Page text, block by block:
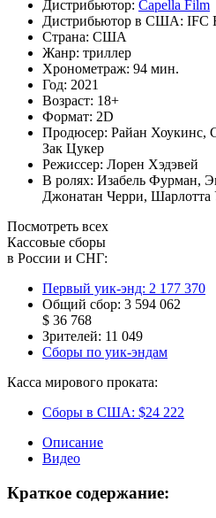
Дистрибьютор: Capella Film
Дистрибьютор в США: IFC
Страна: США
Жанр: триллер
Хронометраж: 94 мин.
Год: 2021
Возраст: 18+
Формат: 2D
Продюсер: Райан Хоукинс,
Зак Цукер
Режиссер: Лорен Хэдэвей
В ролях: Изабель Фурман,
Джонатан Черри, Шарлотта
Посмотреть всех
Кассовые сборы
в России и СНГ:
Первый уик-энд: 2 177 370
Общий сбор: 3 594 062
$ 36 768
Зрителей: 11 049
Сборы по уик-эндам
Касса мирового проката:
Сборы в США: $24 222
Описание
Видео
Краткое содержание: